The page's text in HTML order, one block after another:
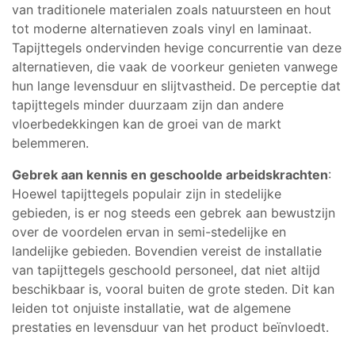
van traditionele materialen zoals natuursteen en hout
tot moderne alternatieven zoals vinyl en laminaat.
Tapijttegels ondervinden hevige concurrentie van deze
alternatieven, die vaak de voorkeur genieten vanwege
hun lange levensduur en slijtvastheid. De perceptie dat
tapijttegels minder duurzaam zijn dan andere
vloerbedekkingen kan de groei van de markt
belemmeren.
Gebrek aan kennis en geschoolde arbeidskrachten:
Hoewel tapijttegels populair zijn in stedelijke
gebieden, is er nog steeds een gebrek aan bewustzijn
over de voordelen ervan in semi-stedelijke en
landelijke gebieden. Bovendien vereist de installatie
van tapijttegels geschoold personeel, dat niet altijd
beschikbaar is, vooral buiten de grote steden. Dit kan
leiden tot onjuiste installatie, wat de algemene
prestaties en levensduur van het product beïnvloedt.